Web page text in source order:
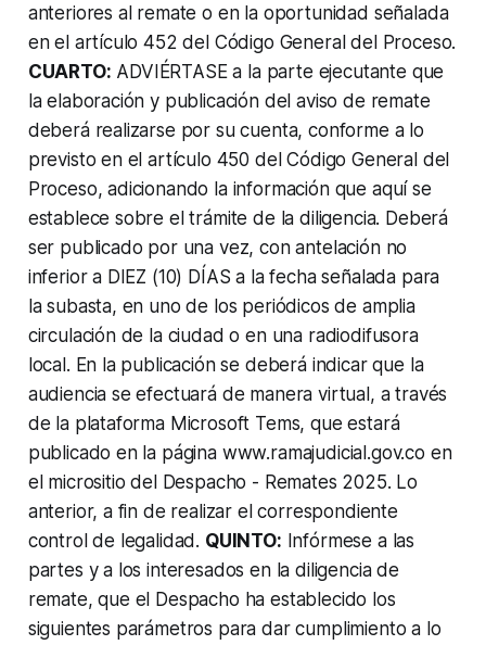
anteriores al remate o en la oportunidad señalada
en el artículo 452 del Código General del Proceso.
CUARTO: ADVIÉRTASE a la parte ejecutante que
la elaboración y publicación del aviso de remate
deberá realizarse por su cuenta, conforme a lo
previsto en el artículo 450 del Código General del
Proceso, adicionando la información que aquí se
establece sobre el trámite de la diligencia. Deberá
ser publicado por una vez, con antelación no
inferior a DIEZ (10) DÍAS a la fecha señalada para
la subasta, en uno de los periódicos de amplia
circulación de la ciudad o en una radiodifusora
local. En la publicación se deberá indicar que la
audiencia se efectuará de manera virtual, a través
de la plataforma Microsoft Tems, que estará
publicado en la página www.ramajudicial.gov.co en
el micrositio del Despacho - Remates 2025. Lo
anterior, a fin de realizar el correspondiente
control de legalidad. QUINTO: Infórmese a las
partes y a los interesados en la diligencia de
remate, que el Despacho ha establecido los
siguientes parámetros para dar cumplimiento a lo